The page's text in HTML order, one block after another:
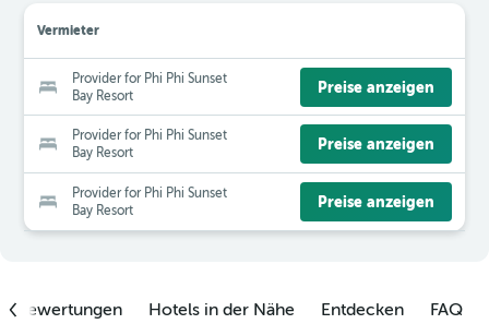
Vermieter
Provider for Phi Phi Sunset
Bay Resort
Preise anzeigen
Provider for Phi Phi Sunset
Bay Resort
Preise anzeigen
Provider for Phi Phi Sunset
Bay Resort
Preise anzeigen
Hotels in der Nähe Entdecken FAQ